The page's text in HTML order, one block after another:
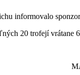
informovalo
20 trofejí vrátane